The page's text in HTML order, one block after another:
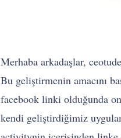
Merhaba arkadaşlar,
Bu geliştirmenin amacını
facebook linki olduğunda
kendi geliştirdiğimiz